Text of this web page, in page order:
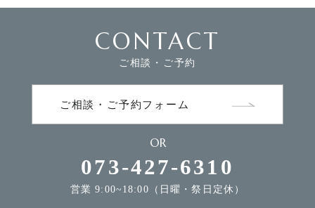
CONTACT
ご相談・ご予約
ご相談・ご予約フォーム
OR
073-427-6310
営業 9:00~18:00（日曜・祭日定休）